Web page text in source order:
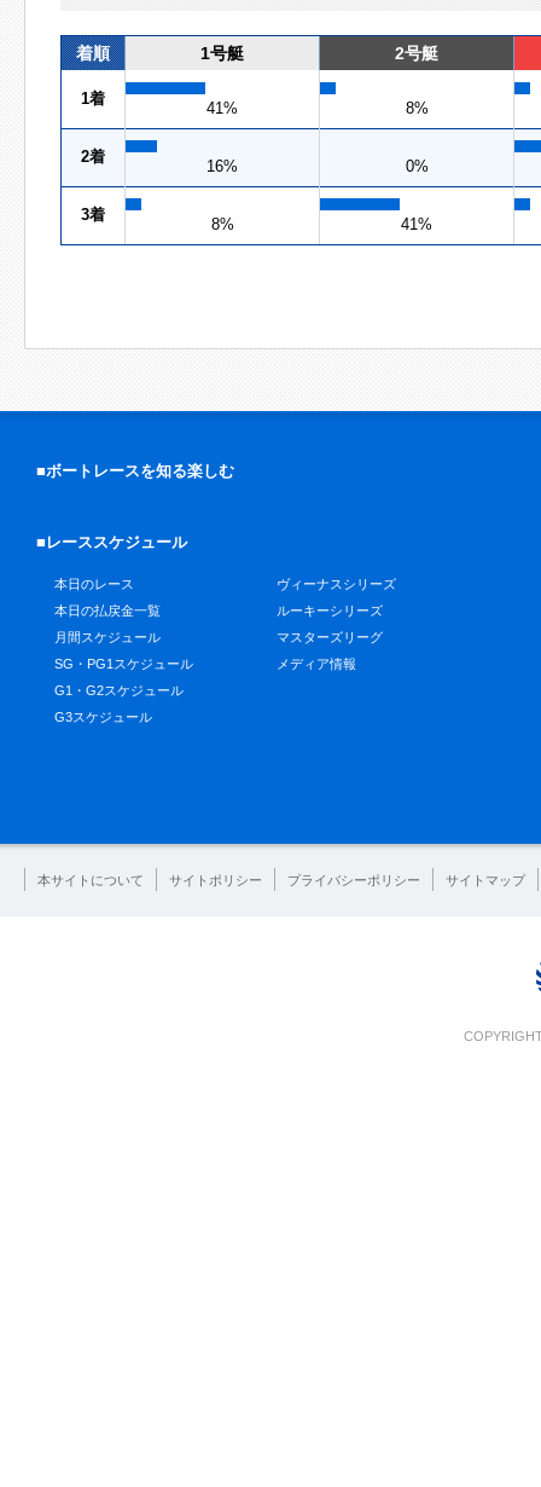
着順 1号艇 2号艇
1着
41% 8%
2着
16% 0%
3着
8% 41%
■ボートレースを知る楽しむ
■レーススケジュール
本日のレース
本日の払戻金一覧
月間スケジュール
SG・PG1スケジュール
G1・G2スケジュール
G3スケジュール
ヴィーナスシリーズ
ルーキーシリーズ
マスターズリーグ
メディア情報
本サイトについて サイトポリシー プライバシーポリシー サイトマップ